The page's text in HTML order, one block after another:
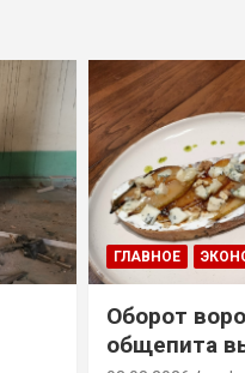
ГЛАВНОЕ
Оборот
общепита